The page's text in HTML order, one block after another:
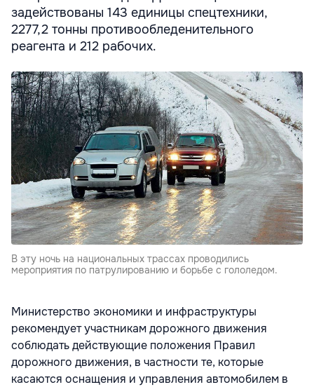
задействованы 143 единицы спецтехники,
2277,2 тонны противообледенительного
реагента и 212 рабочих.
В эту ночь на национальных трассах проводились
мероприятия по патрулированию и борьбе с гололедом.
Министерство экономики и инфраструктуры
рекомендует участникам дорожного движения
соблюдать действующие положения Правил
дорожного движения, в частности те, которые
касаются оснащения и управления автомобилем в